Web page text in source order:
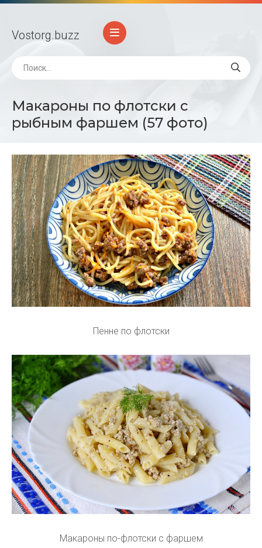
Vostorg.buzz
Макароны по флотски с
рыбным фаршем (57 фото)
Пенне по флотски
Макароны по-флотски с фаршем